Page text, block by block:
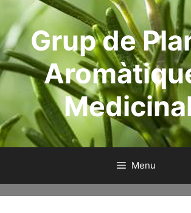
contentGrup de
Menu